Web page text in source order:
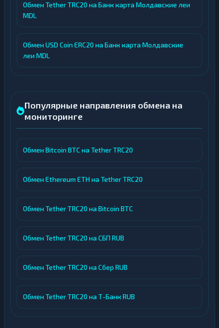
Обмен Tether TRC20 на Банк карта Молдавские леи
MDL
Обмен USD Coin ERC20 на Банк карта Молдавские
леи MDL
Популярные направления обмена на
мониторинге
Обмен Bitcoin BTC на Tether TRC20
Обмен Ethereum ETH на Tether TRC20
Обмен Tether TRC20 на Bitcoin BTC
Обмен Tether TRC20 на СБП RUB
Обмен Tether TRC20 на Сбер RUB
Обмен Tether TRC20 на Т-Банк RUB